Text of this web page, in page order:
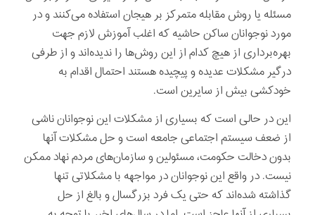
مسئله یا روش مقابله متمرکز بر هیجان استفاده می‌کنند و در
مورد نوجوانان ساکن حاشیه که اغلب آموزش لازم جهت
بهره‌برداری از هیچ کدام از این روش‌ها را ندیده‌اند و از طرفی
درگیر مشکلات عدیده و پیچیده هستند احتمال اقدام به
خودکشی بیش از سایرین است.
این در حالی است که بسیاری از مشکلات این نوجوانان ناشی
از ضعف سیستم اجتماعی جامعه است و حل مشکلات آنها
بدون دخالت حکومت، مسئولین و سازمان‌های مردم نهاد ممکن
نیست. در واقع این نوجوانان در مواجهه با مشکلاتی تنها
گذاشته شده‌اند که حتی یک فرد بزرگسال و بالغ از حل